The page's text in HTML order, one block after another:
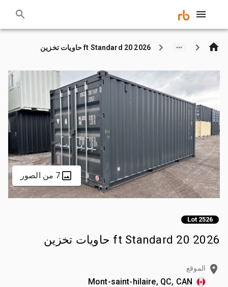
2026 20 ft Standard حاويات تخزين
7 من الصور
Lot 2526
2026 20 ft Standard حاويات تخزين
الموقع
Mont-saint-hilaire, QC, CAN